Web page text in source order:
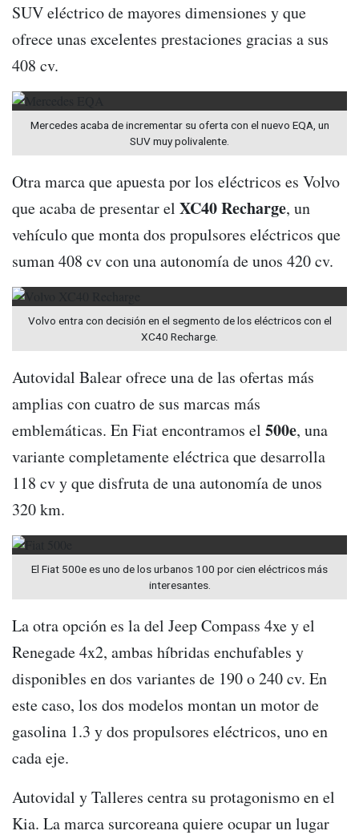
SUV eléctrico de mayores dimensiones y que
ofrece unas excelentes prestaciones gracias a sus
408 cv.
Mercedes acaba de incrementar su oferta con el nuevo EQA, un
SUV muy polivalente.
Otra marca que apuesta por los eléctricos es Volvo
que acaba de presentar el XC40 Recharge, un
vehículo que monta dos propulsores eléctricos que
suman 408 cv con una autonomía de unos 420 cv.
Volvo entra con decisión en el segmento de los eléctricos con el
XC40 Recharge.
Autovidal Balear ofrece una de las ofertas más
amplias con cuatro de sus marcas más
emblemáticas. En Fiat encontramos el 500e, una
variante completamente eléctrica que desarrolla
118 cv y que disfruta de una autonomía de unos
320 km.
El Fiat 500e es uno de los urbanos 100 por cien eléctricos más
interesantes.
La otra opción es la del Jeep Compass 4xe y el
Renegade 4x2, ambas híbridas enchufables y
disponibles en dos variantes de 190 o 240 cv. En
este caso, los dos modelos montan un motor de
gasolina 1.3 y dos propulsores eléctricos, uno en
cada eje.
Autovidal y Talleres centra su protagonismo en el
Kia. La marca surcoreana quiere ocupar un lugar